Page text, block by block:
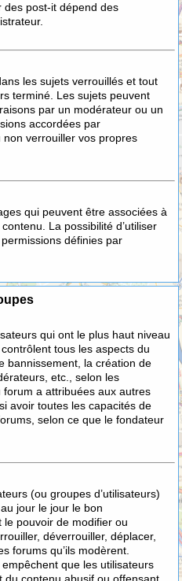
des post-it dépend des
les sujets verrouillés et tout
terminé. Les sujets peuvent
par un modérateur ou un
accordées par
non verrouiller vos propres
qui peuvent être associées à
La possibilité d’utiliser
définies par
qui ont le plus haut niveau
tous les aspects du
bannissement, la création de
etc., selon les
a attribuées aux autres
avoir toutes les capacités de
selon ce que le fondateur
(ou groupes d’utilisateurs)
jour le jour le bon
pouvoir de modifier ou
déverrouiller, déplacer,
forums qu’ils modèrent.
que les utilisateurs